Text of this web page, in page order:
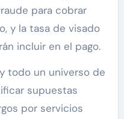
para cobrar
y la tasa de visado
incluir en el pago.
todo un universo de
supuestas
por servicios